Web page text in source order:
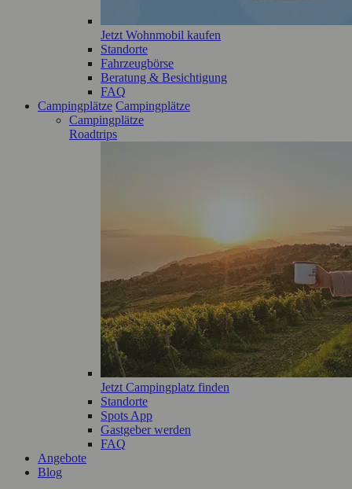
Jetzt Wohnmobil kaufen
Standorte
Fahrzeugbörse
Beratung & Besichtigung
FAQ
Campingplätze Campingplätze
Campingplätze
Roadtrips
Jetzt Campingplatz finden
Standorte
Spots App
Gastgeber werden
FAQ
Angebote
Blog